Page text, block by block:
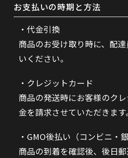
お支払いの時期と方法
代金引換
商品のお受け取り時に、配
いください。
クレジットカード
商品の発送時にお客様のク
金を請求させていただきます。
GMO後払い（コンビニ・
商品の到着を確認後、後日